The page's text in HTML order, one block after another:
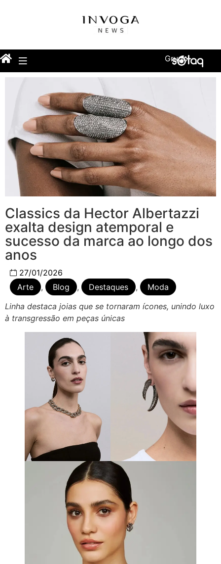
Grupo
Classics da Hector Albertazzi
exalta design atemporal e
sucesso da marca ao longo dos
anos
27/01/2026
Arte
, Blog , Destaques ,
Moda
Linha destaca joias que se tornaram ícones, unindo luxo
à transgressão em peças únicas